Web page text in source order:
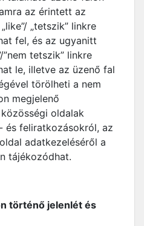
az érintett az
„tetszik” linkre
fel, és az ugyanitt
”nem tetszik” linkre
le, illetve az üzenő fal
törölheti a nem
megjelenő
oldalak
és feliratkozásokról, az
adatkezeléséről a
tájékozódhat.
történő jelenlét és